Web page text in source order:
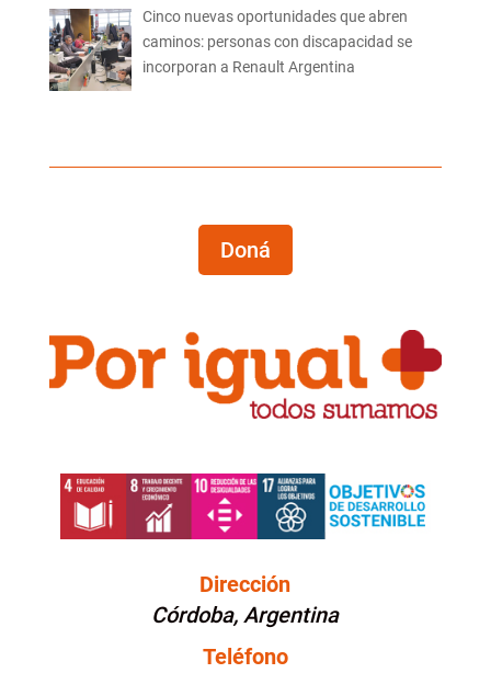
Cinco nuevas oportunidades que abren
caminos: personas con discapacidad se
incorporan a Renault Argentina
Doná
Dirección
Córdoba, Argentina
Teléfono